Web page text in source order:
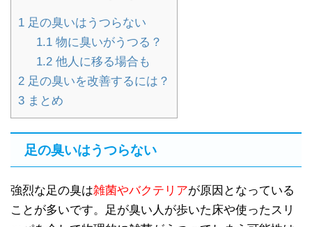
1 足の臭いはうつらない
1.1物に臭いがうつる？
1.2他人に移る場合も
2 足の臭いを改善するには？
3 まとめ
足の臭いはうつらない
強烈な足の臭は雑菌やバクテリアが原因となっている
ことが多いです。足が臭い人が歩いた床や使ったスリ